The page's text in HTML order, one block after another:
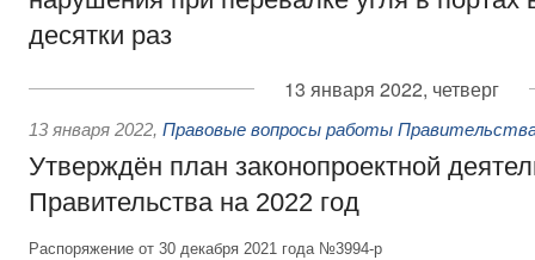
десятки раз
13 января 2022, четверг
13 января 2022, Правовые вопросы работы
Утверждён план законопроектной
Правительства на 2022 год
Распоряжение от 30 декабря 2021 года №3994-р